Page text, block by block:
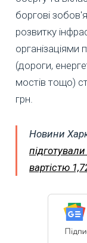
боргові
розвитку
організаціями
(дороги,
мостів тощо)
грн.
Новини
вартістю